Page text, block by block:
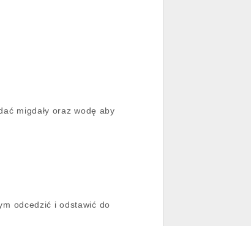
migdały oraz wodę aby
odcedzić i odstawić do